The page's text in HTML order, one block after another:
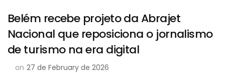
Belém recebe projeto da Abrajet
Nacional que reposiciona o jornalismo
de turismo na era digital
on 27 de February de 2026